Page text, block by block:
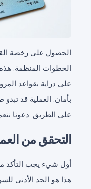
الحصول على رخصة
الخطوات المنظمة.
على دراية بقواعد
بأمان. العملية قد
على الطريق. دعونا
التحقق من
هذا هو الحد الأدنى